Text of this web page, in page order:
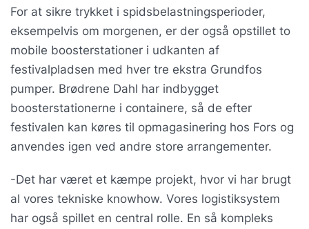
For at sikre trykket i spidsbelastningsperioder,
eksempelvis om morgenen, er der også opstillet to
mobile boosterstationer i udkanten af
festivalpladsen med hver tre ekstra Grundfos
pumper. Brødrene Dahl har indbygget
boosterstationerne i containere, så de efter
festivalen kan køres til opmagasinering hos Fors og
anvendes igen ved andre store arrangementer.
-Det har været et kæmpe projekt, hvor vi har brugt
al vores tekniske knowhow. Vores logistiksystem
har også spillet en central rolle. En så kompleks